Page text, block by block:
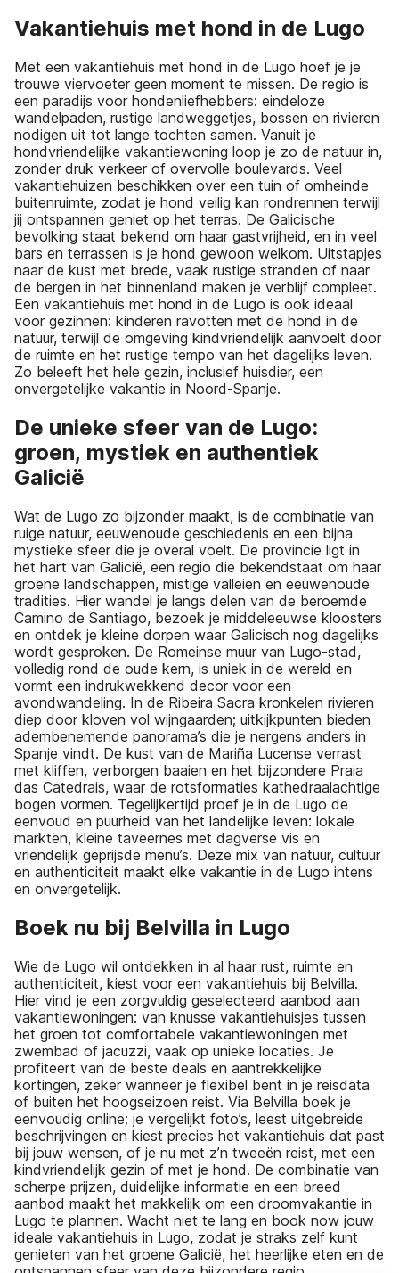
Vakantiehuis met hond in de Lugo
Met een vakantiehuis met hond in de Lugo hoef je je
trouwe viervoeter geen moment te missen. De regio is
een paradijs voor hondenliefhebbers: eindeloze
wandelpaden, rustige landweggetjes, bossen en rivieren
nodigen uit tot lange tochten samen. Vanuit je
hondvriendelijke vakantiewoning loop je zo de natuur in,
zonder druk verkeer of overvolle boulevards. Veel
vakantiehuizen beschikken over een tuin of omheinde
buitenruimte, zodat je hond veilig kan rondrennen terwijl
jij ontspannen geniet op het terras. De Galicische
bevolking staat bekend om haar gastvrijheid, en in veel
bars en terrassen is je hond gewoon welkom. Uitstapjes
naar de kust met brede, vaak rustige stranden of naar
de bergen in het binnenland maken je verblijf compleet.
Een vakantiehuis met hond in de Lugo is ook ideaal
voor gezinnen: kinderen ravotten met de hond in de
natuur, terwijl de omgeving kindvriendelijk aanvoelt door
de ruimte en het rustige tempo van het dagelijks leven.
Zo beleeft het hele gezin, inclusief huisdier, een
onvergetelijke vakantie in Noord-Spanje.
De unieke sfeer van de Lugo:
groen, mystiek en authentiek
Galicië
Wat de Lugo zo bijzonder maakt, is de combinatie van
ruige natuur, eeuwenoude geschiedenis en een bijna
mystieke sfeer die je overal voelt. De provincie ligt in
het hart van Galicië, een regio die bekendstaat om haar
groene landschappen, mistige valleien en eeuwenoude
tradities. Hier wandel je langs delen van de beroemde
Camino de Santiago, bezoek je middeleeuwse kloosters
en ontdek je kleine dorpen waar Galicisch nog dagelijks
wordt gesproken. De Romeinse muur van Lugo-stad,
volledig rond de oude kern, is uniek in de wereld en
vormt een indrukwekkend decor voor een
avondwandeling. In de Ribeira Sacra kronkelen rivieren
diep door kloven vol wijngaarden; uitkijkpunten bieden
adembenemende panorama’s die je nergens anders in
Spanje vindt. De kust van de Mariña Lucense verrast
met kliffen, verborgen baaien en het bijzondere Praia
das Catedrais, waar de rotsformaties kathedraalachtige
bogen vormen. Tegelijkertijd proef je in de Lugo de
eenvoud en puurheid van het landelijke leven: lokale
markten, kleine taveernes met dagverse vis en
vriendelijk geprijsde menu’s. Deze mix van natuur, cultuur
en authenticiteit maakt elke vakantie in de Lugo intens
en onvergetelijk.
Boek nu bij Belvilla in Lugo
Wie de Lugo wil ontdekken in al haar rust, ruimte en
authenticiteit, kiest voor een vakantiehuis bij Belvilla.
Hier vind je een zorgvuldig geselecteerd aanbod aan
vakantiewoningen: van knusse vakantiehuisjes tussen
het groen tot comfortabele vakantiewoningen met
zwembad of jacuzzi, vaak op unieke locaties. Je
profiteert van de beste deals en aantrekkelijke
kortingen, zeker wanneer je flexibel bent in je reisdata
of buiten het hoogseizoen reist. Via Belvilla boek je
eenvoudig online; je vergelijkt foto’s, leest uitgebreide
beschrijvingen en kiest precies het vakantiehuis dat past
bij jouw wensen, of je nu met z’n tweeën reist, met een
kindvriendelijk gezin of met je hond. De combinatie van
scherpe prijzen, duidelijke informatie en een breed
aanbod maakt het makkelijk om een droomvakantie in
Lugo te plannen. Wacht niet te lang en book now jouw
ideale vakantiehuis in Lugo, zodat je straks zelf kunt
genieten van het groene Galicië, het heerlijke eten en de